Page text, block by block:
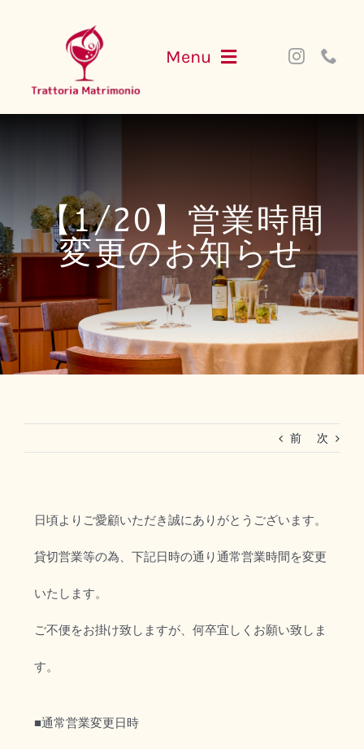
content
Menu
PARTY
WEB SHOP
法人ご利用(マリーグラン赤坂)
【1/20】営業時間
変更のお知らせ
前 次
日頃よりご愛顧いただき誠にありがとうございます。
貸切営業等の為、下記日時の通り通常営業時間を変更
いたします。
ご不便をお掛け致しますが、何卒宜しくお願い致しま
す。
■通常営業変更日時